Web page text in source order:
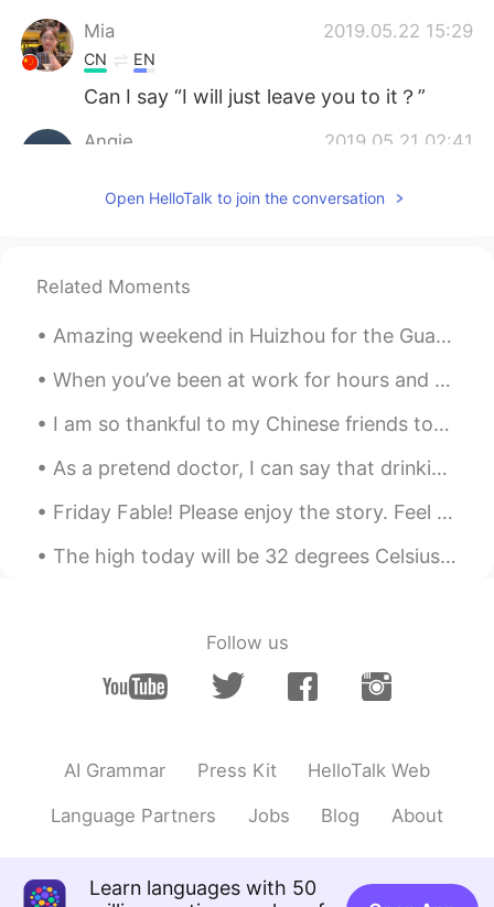
Mia 2019.05.22 15:29
CN EN
Can I say “I will just leave you to it？”
Angie 2019.05.21 02:41
我刚刚碰到这个问题，也自己得好好想
想。
对我来说，这样子是最标准，最地道的
对我来说，这样子是最标准，最地道的
说法：又礼貌，又能 表达一样的意思。
Lifeisbeautiful Ada 2019.05.18 21:09
anything. As long as you are not free, you
@Markthank you😄
CN EN
Open HelloTalk to join the conversation
Related Moments
Amazing weekend in Huizhou for the Guangdong Tour - Stage 2 ✅, ready for the next one 💪🚴🏻‍♂️! A...
When you’ve been at work for hours and then you check the time and it’s only been 45 minutes 🤦🏼‍♀️😭🙈
I am so thankful to my Chinese friends today who are giving us hope in Europe. We really need you...
As a pretend doctor, I can say that drinking cold water on a cold night in winter is the healthie...
Friday Fable! Please enjoy the story. Feel free to leave your own recording. I will provide feedb...
The high today will be 32 degrees Celsius. It will be a hot day to be working outside. Delaware, ...
Follow us
AI Grammar Press Kit HelloTalk Web
Language Partners Jobs Blog About
Learn languages with 50